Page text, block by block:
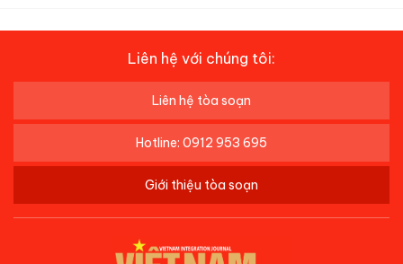
Liên hệ với chúng tôi:
Liên hệ tòa soạn
Hotline: 0912 953 695
Giới thiệu tòa soạn